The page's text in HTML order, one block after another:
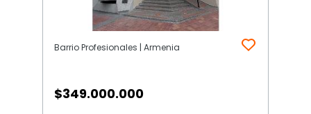
Barrio Profesionales | Armenia
$349.000.000